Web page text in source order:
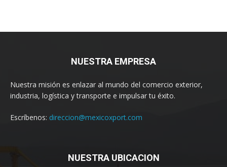
NUESTRA EMPRESA
Nuestra misión es enlazar al mundo del comercio exterior,
industria, logística y transporte e impulsar tu éxito.
Escríbenos: direccion@mexicoxport.com
NUESTRA UBICACION